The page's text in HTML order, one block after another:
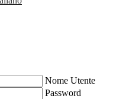
Nome Utente
Password